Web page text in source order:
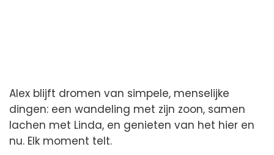
Alex blijft dromen van simpele, menselijke
dingen: een wandeling met zijn zoon, samen
lachen met Linda, en genieten van het hier en
nu. Elk moment telt.